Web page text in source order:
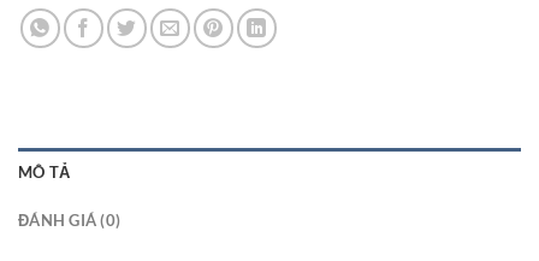
MÔ TẢ
ĐÁNH GIÁ (0)